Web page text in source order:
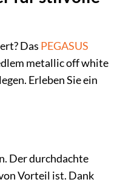
Das PEGASUS
metallic off white
Erleben Sie ein
Der durchdachte
Vorteil ist. Dank